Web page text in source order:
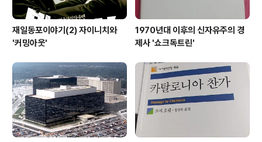
재일동포이야기(2) 자이니치와
'커밍아웃'
1970년대 이후의 신자유주의 경
제사 '쇼크독트린'